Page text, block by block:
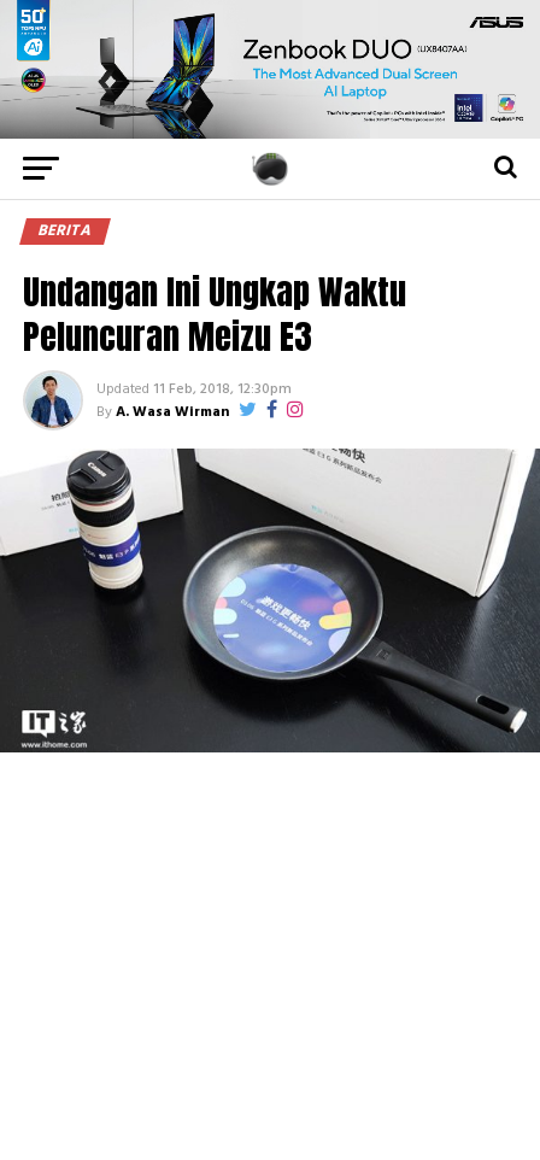
BERITA
Undangan Ini Ungkap Waktu
Peluncuran Meizu E3
Updated 11 Feb, 2018, 12:30pm
ByA. Wasa Wirman